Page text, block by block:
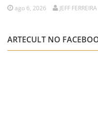
ago 6, 2026 JEFF FERREIRA
ARTECULT NO